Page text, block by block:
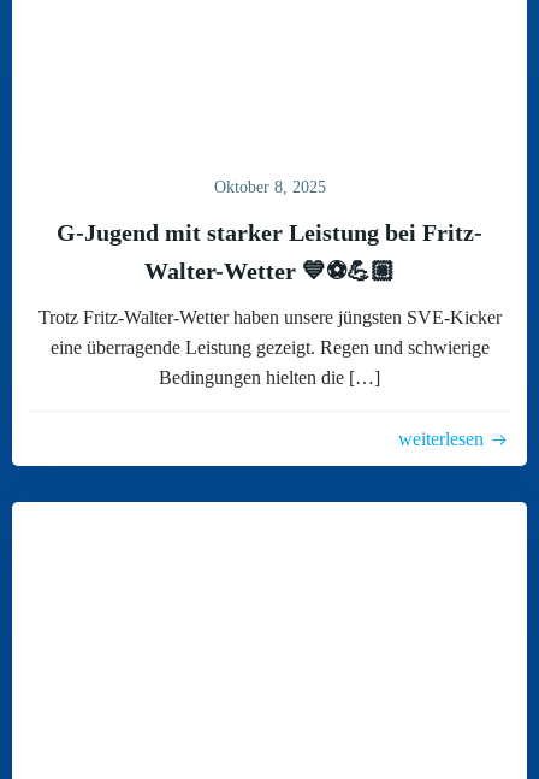
Oktober 8, 2025
G-Jugend mit starker Leistung bei Fritz-
Walter-Wetter 💙⚽️💪🏼
Trotz Fritz-Walter-Wetter haben unsere jüngsten SVE-Kicker
eine überragende Leistung gezeigt. Regen und schwierige
Bedingungen hielten die […]
weiterlesen